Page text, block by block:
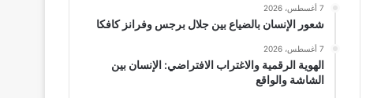
7 أغسطس، 2026
شعور الإنسان بالضياع بين جلال برجس وفرانز كافكا
7 أغسطس، 2026
الهوية الرقمية والاغتراب الافتراضي: الإنسان بين
الشاشة والواقع